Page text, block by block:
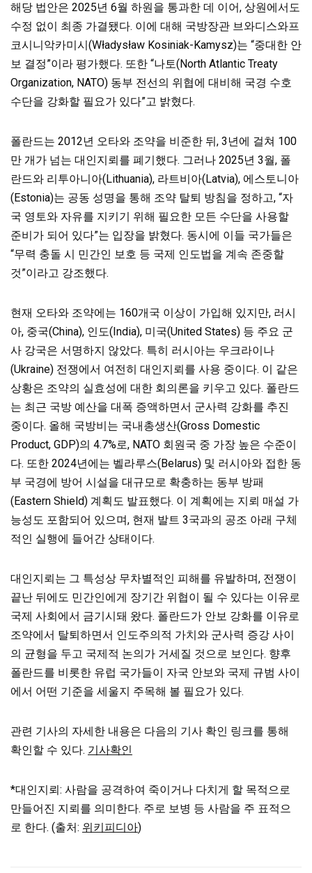
해당 법안은 2025년 6월 하원을 통과한 데 이어, 상원에서도
수정 없이 최종 가결됐다. 이에 대해 국방장관 브와디스와프
코시니악카미시(Władysław Kosiniak-Kamysz)는 “중대한 안
보 결정”이라 평가했다. 또한 “나토(North Atlantic Treaty
Organization, NATO) 동부 전선의 위협에 대비해 국경 수호
수단을 강화할 필요가 있다”고 밝혔다.
폴란드는 2012년 오타와 조약을 비준한 뒤, 3년에 걸쳐 100
만 개가 넘는 대인지뢰를 폐기했다. 그러나 2025년 3월, 폴
란드와 리투아니아(Lithuania), 라트비아(Latvia), 에스토니아
(Estonia)는 공동 성명을 통해 조약 탈퇴 방침을 정하고, “자
국 영토와 자유를 지키기 위해 필요한 모든 수단을 사용할
준비가 되어 있다”는 입장을 밝혔다. 동시에 이들 국가들은
“무력 충돌 시 민간인 보호 등 국제 인도법을 계속 존중할
것”이라고 강조했다.
현재 오타와 조약에는 160개국 이상이 가입해 있지만, 러시
아, 중국(China), 인도(India), 미국(United States) 등 주요 군
사 강국은 서명하지 않았다. 특히 러시아는 우크라이나
(Ukraine) 전쟁에서 여전히 대인지뢰를 사용 중이다. 이 같은
상황은 조약의 실효성에 대한 회의론을 키우고 있다. 폴란드
는 최근 국방 예산을 대폭 증액하면서 군사력 강화를 추진
중이다. 올해 국방비는 국내총생산(Gross Domestic
Product, GDP)의 4.7%로, NATO 회원국 중 가장 높은 수준이
다. 또한 2024년에는 벨라루스(Belarus) 및 러시아와 접한 동
부 국경에 방어 시설을 대규모로 확충하는 동부 방패
(Eastern Shield) 계획도 발표했다. 이 계획에는 지뢰 매설 가
능성도 포함되어 있으며, 현재 발트 3국과의 공조 아래 구체
적인 실행에 들어간 상태이다.
대인지뢰는 그 특성상 무차별적인 피해를 유발하며, 전쟁이
끝난 뒤에도 민간인에게 장기간 위협이 될 수 있다는 이유로
국제 사회에서 금기시돼 왔다. 폴란드가 안보 강화를 이유로
조약에서 탈퇴하면서 인도주의적 가치와 군사력 증강 사이
의 균형을 두고 국제적 논의가 거세질 것으로 보인다. 향후
폴란드를 비롯한 유럽 국가들이 자국 안보와 국제 규범 사이
에서 어떤 기준을 세울지 주목해 볼 필요가 있다.
관련 기사의 자세한 내용은 다음의 기사 확인 링크를 통해
확인할 수 있다. 기사확인
*대인지뢰: 사람을 공격하여 죽이거나 다치게 할 목적으로
만들어진 지뢰를 의미한다. 주로 보병 등 사람을 주 표적으
로 한다. (출처: 위키피디아)